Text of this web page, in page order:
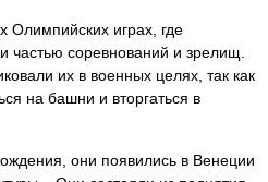
Олимпийских играх, где
частью соревнований и зрелищ.
их в военных целях, так как
на башни и вторгаться в
они появились в Венеции